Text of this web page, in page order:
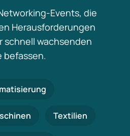
Events, die
Herausforderungen
schnell wachsenden
befassen.
Textilien